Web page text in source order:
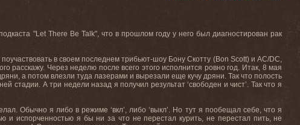
"Let There Be Talk", что в прошлом году у него был диагностирован рак
в своем последнем трибьют-шоу Бону Скотту (Bon Scott) иAC/DC,
расскажу. Через неделю после всего этого исполнится ровно год. Итак, 8 мая
а потом влезли туда лазерами и вырезали еще кучу дряни. Так что полость
стадии. А три недели назад я получил результат ‘свободен и чист’. Так что я
Обычно я либо в режиме ‘вкл’,либо ‘выкл’. Но тут я пообещал себе, что я
и испорченностью я бы ни за что не перестал курить, не перестал пить, не